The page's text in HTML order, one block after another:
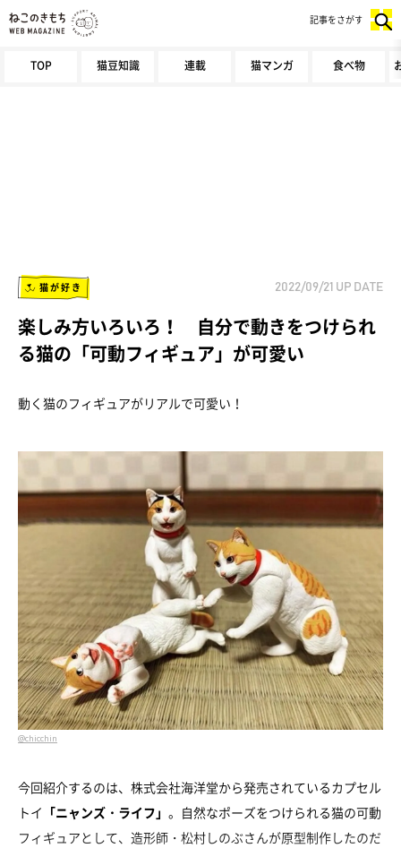
TOP 猫豆知識 連載 猫マンガ 食べ物
記事をさがす
猫が好き 2022/09/21 UP DATE
楽しみ方いろいろ！ 自分で動きをつけられ
る猫の「可動フィギュア」が可愛い
動く猫のフィギュアがリアルで可愛い！
@chicchin
今回紹介するのは、株式会社海洋堂から発売されているカプセル
トイ 「ニャンズ・ライフ」 。自然なポーズをつけられる猫の可動
フィギュアとして、造形師・松村しのぶさんが原型制作したのだ